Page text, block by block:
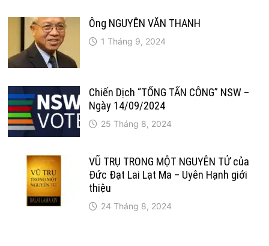
Ông NGUYỄN VĂN THANH
1 Tháng 9, 2024
Chiến Dịch “TỔNG TẤN CÔNG” NSW –
Ngày 14/09/2024
25 Tháng 8, 2024
VŨ TRỤ TRONG MỘT NGUYÊN TỬ của
Đức Đạt Lai Lạt Ma – Uyên Hạnh giới
thiệu
24 Tháng 8, 2024